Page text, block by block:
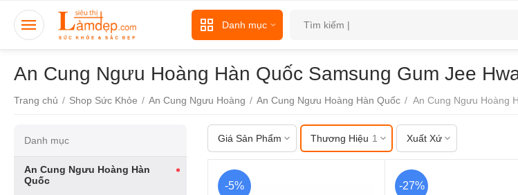
Danh mục
An Cung Ngưu Hoàng Hàn Quốc Samsung Gum Jee
Trang chủ / Shop Sức Khỏe / An Cung Ngưu Hoàng / An Cung Ngưu Hoàng Hàn Quốc / An Cung Ngưu Hoàng
Giá Sản Phẩm Thương Hiệu 1 Xuất Xứ
-5% -27%
Danh mục
An Cung Ngưu Hoàng Hàn
Quốc